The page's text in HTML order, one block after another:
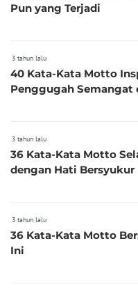
Pun yang Terjadi
3 tahun lalu
40 Kata-Kata Motto
Penggugah Semangat
3 tahun lalu
36 Kata-Kata Motto
dengan Hati Bersyukur
3 tahun lalu
36 Kata-Kata Motto
Ini